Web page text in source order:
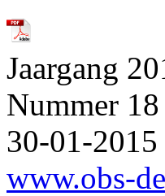
Jaargang
Nummer 18
30-01-2015
www.obs-